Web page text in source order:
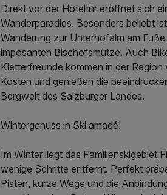
Direkt vor der Hoteltür eröffnet sich
Wanderparadies. Besonders beliebt
Wanderung zur Unterhofalm am Fuße
imposanten Bischofsmütze. Auch
Kletterfreunde kommen in der Region
Kosten und genießen die
Bergwelt des Salzburger Landes.
Wintergenuss in Ski amadé!
Im Winter liegt das Familienskigebiet
wenige Schritte entfernt. Perfekt
Pisten, kurze Wege und die